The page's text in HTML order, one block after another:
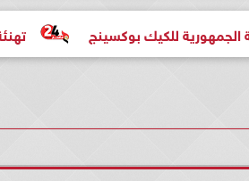
تهنئة بالخطوبة بوكسينج